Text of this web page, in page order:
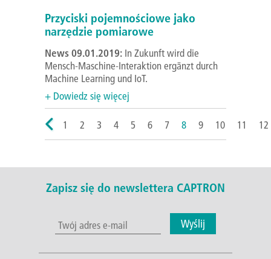
Przyciski pojemnościowe jako
narzędzie pomiarowe
News 09.01.2019: In Zukunft wird die
Mensch-Maschine-Interaktion ergänzt durch
Machine Learning und IoT.
+ Dowiedz się więcej
1 2 3 4 5 6 7 8 9 10 11 12
Zapisz się do newslettera CAPTRON
Wyślij